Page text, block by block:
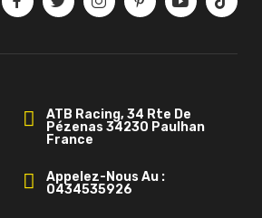
ATB Racing, 34 Rte De
Pézenas 34230 Paulhan
France
Appelez-Nous Au :
0434535926